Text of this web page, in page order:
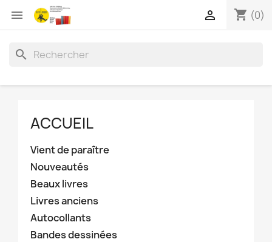
 shopping_cart (0)

search
ACCUEIL
Vient de paraître
Nouveautés
Beaux livres
Livres anciens
Autocollants
Bandes dessinées